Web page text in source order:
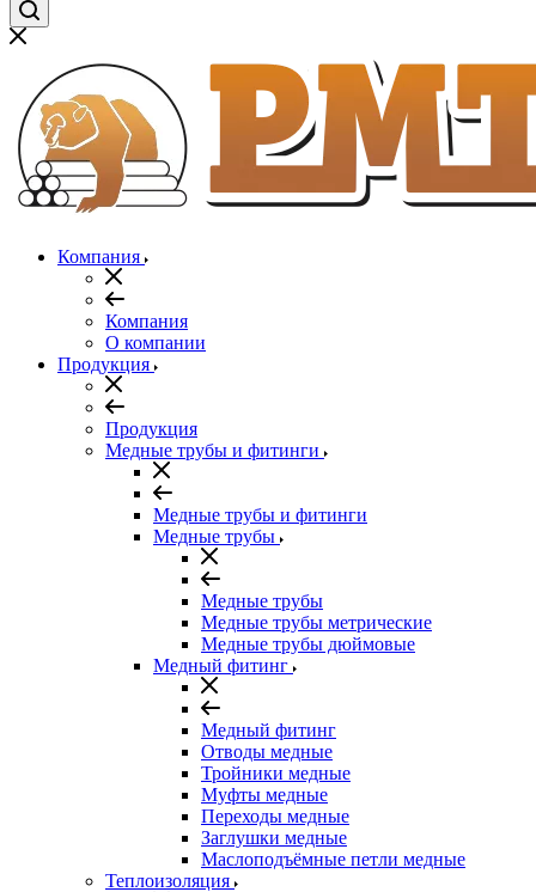
Компания
Компания
О компании
Продукция
Продукция
Медные трубы и фитинги
Медные трубы и фитинги
Медные трубы
Медные трубы
Медные трубы метрические
Медные трубы дюймовые
Медный фитинг
Медный фитинг
Отводы медные
Тройники медные
Муфты медные
Переходы медные
Заглушки медные
Маслоподъёмные петли медные
Теплоизоляция